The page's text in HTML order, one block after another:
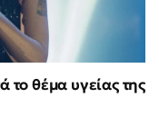
θέμα υγείας της